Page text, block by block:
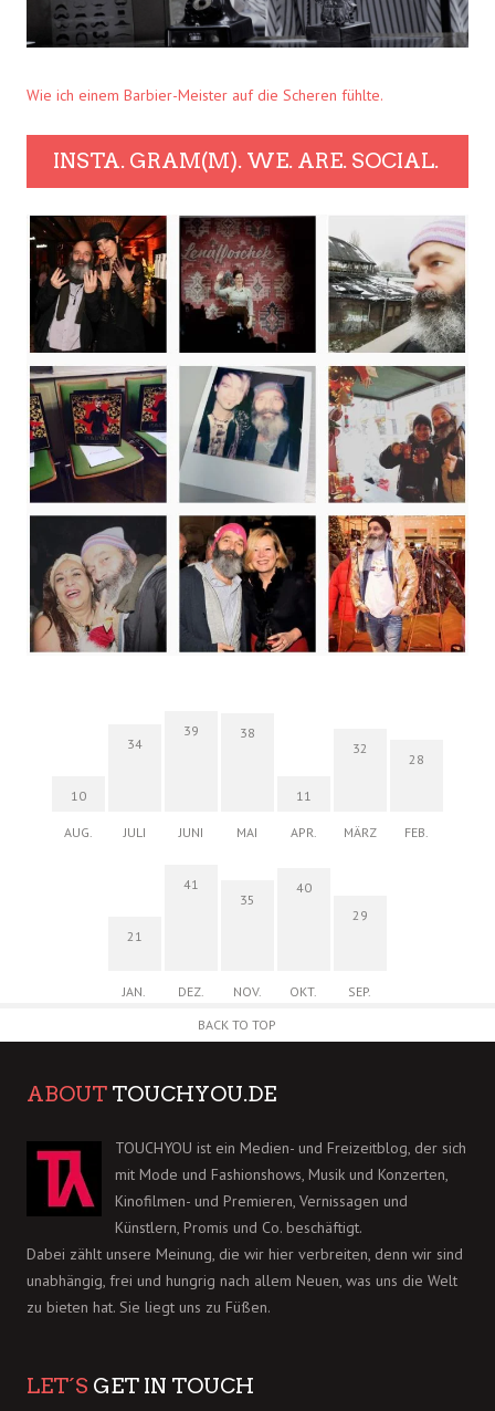
Wie ich einem Barbier-Meister auf die Scheren fühlte.
INSTA. GRAM(M). WE. ARE. SOCIAL.
10
AUG.
34
JULI
39
JUNI
38
MAI
11
APR.
32
MÄRZ
28
FEB.
21
JAN.
41
DEZ.
35
NOV.
40
OKT.
29
SEP.
BACK TO TOP
ABOUT TOUCHYOU.DE
TOUCHYOU ist ein Medien- und Freizeitblog, der sich
mit Mode und Fashionshows, Musik und Konzerten,
Kinofilmen- und Premieren, Vernissagen und
Künstlern, Promis und Co. beschäftigt.
Dabei zählt unsere Meinung, die wir hier verbreiten, denn wir sind
unabhängig, frei und hungrig nach allem Neuen, was uns die Welt
zu bieten hat. Sie liegt uns zu Füßen.
LET´S GET IN TOUCH